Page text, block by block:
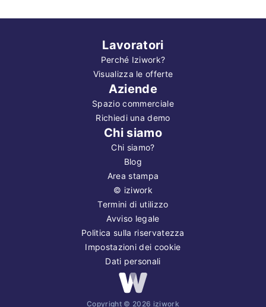
Lavoratori
Perché Iziwork?
Visualizza le offerte
Aziende
Spazio commerciale
Richiedi una demo
Chi siamo
Chi siamo?
Blog
Area stampa
© iziwork
Termini di utilizzo
Avviso legale
Politica sulla riservatezza
Impostazioni dei cookie
Dati personali
Copyright © 2026 iziwork